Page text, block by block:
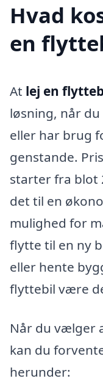
Hvad
en
At lej en
løsning, når
eller har brug
genstande.
starter fra blot
det til en
mulighed for
flytte til en ny
eller hente
flyttebil være
Når du vælger
kan du
herunder: